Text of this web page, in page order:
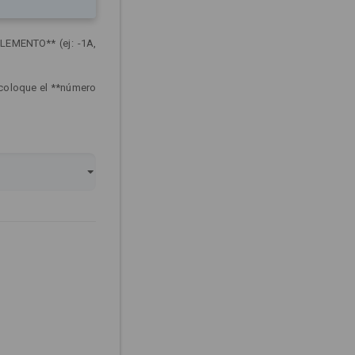
(ej: -1A,
el **número